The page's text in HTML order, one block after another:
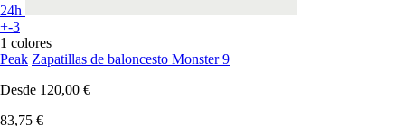
24h
+-3
1 colores
Peak Zapatillas de baloncesto Monster 9
Desde 120,00 €
83,75 €